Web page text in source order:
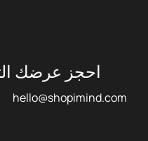
احجز عرضك
hello@shopimind.com